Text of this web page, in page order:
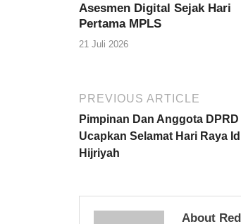
Asesmen Digital Sejak Hari
Pertama MPLS
21 Juli 2026
PREVIOUS ARTICLE
Pimpinan Dan Anggota
Ucapkan Selamat Hari Raya
Hijriyah
About